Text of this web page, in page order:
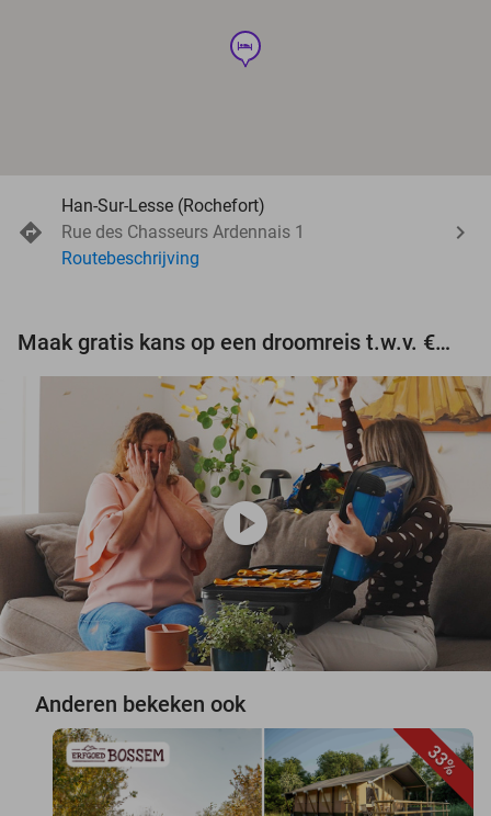
hotel
Han-Sur-Lesse (Rochefort)
Rue des Chasseurs Ardennais 1
Routebeschrijving
Maak gratis kans op een droomreis t.w.v. €3.000!
play_circle
Anderen bekeken ook
33%